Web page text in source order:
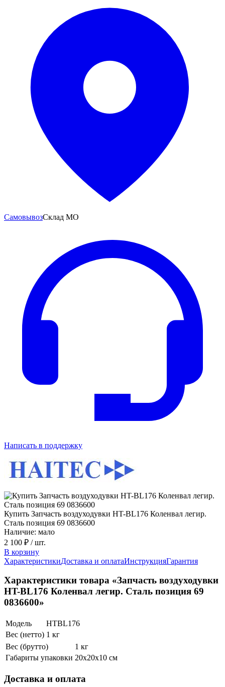
СамовывозСклад МО
Написать в поддержку
Купить Запчасть воздуходувки HT-BL176 Коленвал легир.
Сталь позиция 69 0836600
Наличие: мало
2 100 ₽ / шт.
В корзину
ХарактеристикиДоставка и оплатаИнструкцияГарантия
Характеристики товара «Запчасть воздуходувки
HT-BL176 Коленвал легир. Сталь позиция 69
0836600»
Модель
HTBL176
Вес (нетто) 1 кг
Вес (брутто)
1 кг
Габариты упаковки 20х20х10 см
Доставка и оплата